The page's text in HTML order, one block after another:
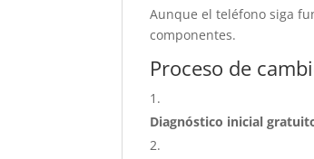
Aunque el teléfono siga
componentes.
Proceso de
Diagnóstico inicial